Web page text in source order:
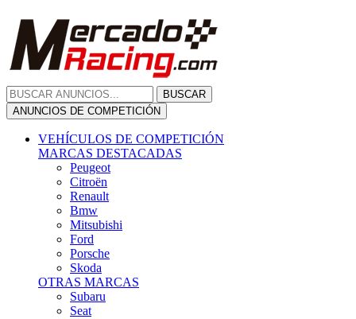
BUSCAR
ANUNCIOS DE COMPETICIÓN
VEHÍCULOS DE COMPETICIÓN
MARCAS DESTACADAS
Peugeot
Citroën
Renault
Bmw
Mitsubishi
Ford
Porsche
Skoda
OTRAS MARCAS
Subaru
Seat
Opel